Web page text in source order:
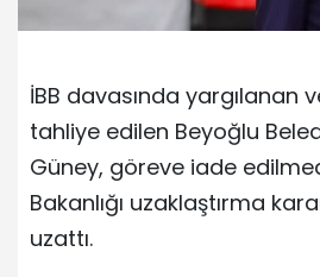
İBB davasında yargılanan
tahliye edilen Beyoğlu
Güney, göreve iade
Bakanlığı uzaklaştırma
uzattı.